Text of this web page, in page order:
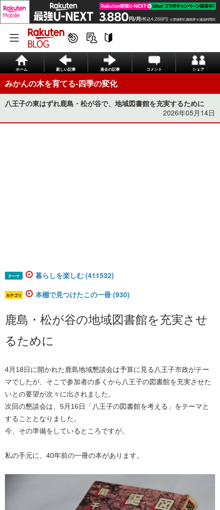
ホーム 新しい記事 過去の記事 コメント シェア
みかんの木を育てる-四季の変化
八王子の東はずれ鹿島・松が谷で、地域図書館を充実するために
2026年05月14日
テーマ 暮らしを楽しむ (411532)
カテゴリ 本棚で見つけたこの一冊 (930)
鹿島・松が谷の地域図書館を充実させ
るために
4月18日に開かれた鹿島地域懇談会は予算に見る八王子市政がテー
マでしたが、そこで参加者の多くから八王子の図書館を充実させた
いとの要望が次々に出されました。
次回の懇談会は、5月16日「八王子の図書館を考える」をテーマと
することとなりました。
今、その準備をしているところですが。
私の手元に、40年前の一冊の本があります。